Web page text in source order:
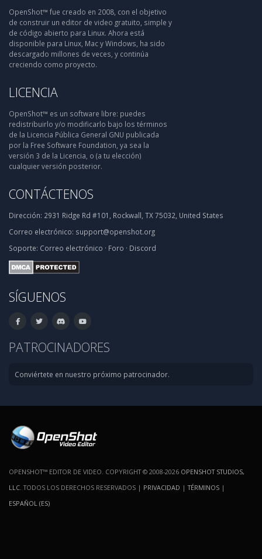
OpenShot™ fue creado en 2008, con el objetivo
de construir un editor de video gratuito, simple y
de código abierto para Linux. Ahora está
disponible para Linux, Mac y Windows, ha sido
descargado millones de veces, y continúa
creciendo como proyecto.
LICENCIA
OpenShot™ es un software libre: puedes
redistribuirlo y/o modificarlo bajo los términos
de la Licencia Pública General GNU publicada
por la Free Software Foundation, ya sea la
versión 3 de la Licencia, o (a tu elección)
cualquier versión posterior.
CONTÁCTENOS
Dirección: 2931 Ridge Rd #101, Rockwall, TX 75032, United States
Correo electrónico: support@openshot.org
Soporte: Correo electrónico · Foro · Discord
SÍGUENOS
PATROCINADORES
Conviértete en nuestro próximo patrocinador.
OPENSHOT™ EDITOR DE VIDEO. COPYRIGHT © 2008-2026 OPENSHOT STUDIOS,
LLC. TODOS LOS DERECHOS RESERVADOS | PRIVACIDAD |TÉRMINOS |
ESPAÑOL (ES)